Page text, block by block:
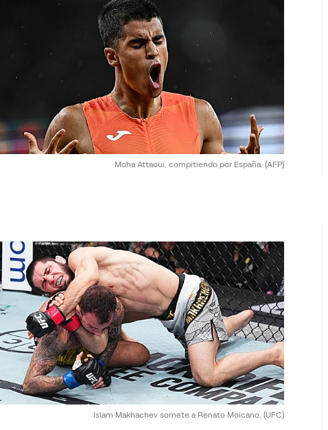
Moha Attaoui, compitiendo por España. (AFP)
Islam Makhachev somete a Renato Moicano. (UFC)